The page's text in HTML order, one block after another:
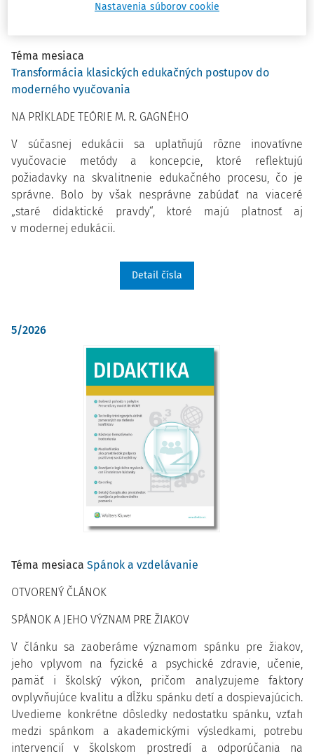
Téma mesiaca
Transformácia klasických edukačných postupov do
moderného vyučovania
NA PRÍKLADE TEÓRIE M. R. GAGNÉHO
V súčasnej edukácii sa uplatňujú rôzne inovatívne
vyučovacie metódy a koncepcie, ktoré reflektujú
požiadavky na skvalitnenie edukačného procesu, čo je
správne. Bolo by však nesprávne zabúdať na viaceré
„staré didaktické pravdy“, ktoré majú platnosť aj
v modernej edukácii.
Detail čísla
5/2026
Téma mesiaca Spánok a vzdelávanie
OTVORENÝ ČLÁNOK
SPÁNOK A JEHO VÝZNAM PRE ŽIAKOV
V článku sa zaoberáme významom spánku pre žiakov,
jeho vplyvom na fyzické a psychické zdravie, učenie,
pamäť i školský výkon, pričom analyzujeme faktory
ovplyvňujúce kvalitu a dĺžku spánku detí a dospievajúcich.
Uvedieme konkrétne dôsledky nedostatku spánku, vzťah
medzi spánkom a akademickými výsledkami, potrebu
intervencií v školskom prostredí a odporúčania na
Nastavenia súborov cookie